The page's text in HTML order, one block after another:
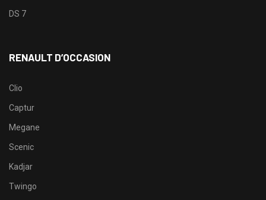
DS 7
RENAULT D’OCCASION
Clio
Captur
Megane
Scenic
Kadjar
Twingo